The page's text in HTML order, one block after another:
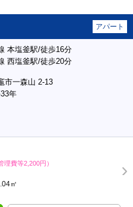
アパート
本塩釜駅/徒歩16分
西塩釜駅/徒歩20分
市一森山 2-13
年
理費等2,200円）
㎡